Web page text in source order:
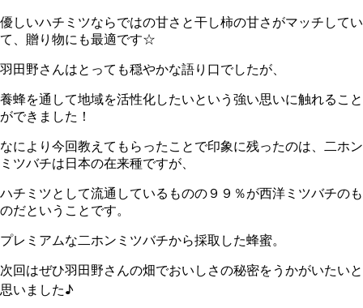
優しいハチミツならではの甘さと干し柿の甘さがマッチしてい
て、贈り物にも最適です☆
羽田野さんはとっても穏やかな語り口でしたが、
養蜂を通して地域を活性化したいという強い思いに触れること
ができました！
なにより今回教えてもらったことで印象に残ったのは、二ホン
ミツバチは日本の在来種ですが、
ハチミツとして流通しているものの９９％が西洋ミツバチのも
のだということです。
プレミアムな二ホンミツバチから採取した蜂蜜。
次回はぜひ羽田野さんの畑でおいしさの秘密をうかがいたいと
思いました♪